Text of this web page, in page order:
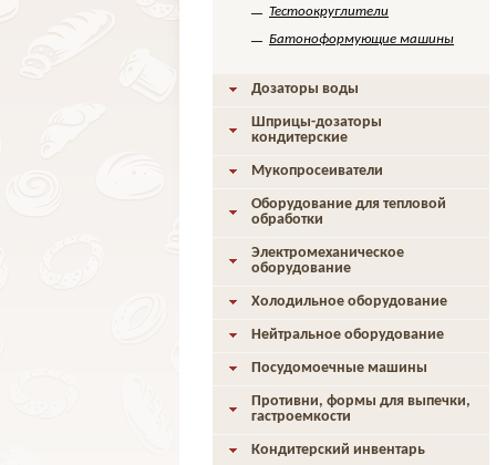
Тестоокруглители
Батоноформующие машины
Дозаторы воды
Шприцы-дозаторы
кондитерские
Мукопросеиватели
Оборудование для тепловой
обработки
Электромеханическое
оборудование
Холодильное оборудование
Нейтральное оборудование
Посудомоечные машины
Противни, формы для выпечки,
гастроемкости
Кондитерский инвентарь